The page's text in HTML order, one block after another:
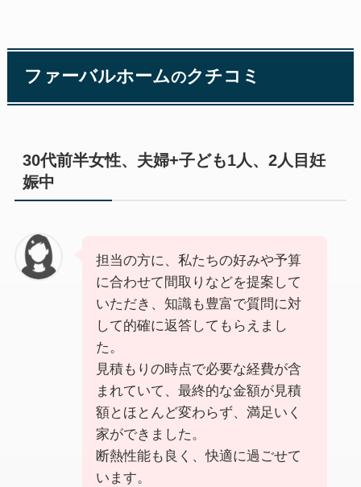
ファーバルホームのクチコミ
30代前半女性、夫婦+子ども1人、2人目妊
娠中
担当の方に、私たちの好みや予算
に合わせて間取りなどを提案して
いただき、知識も豊富で質問に対
して的確に返答してもらえまし
た。
見積もりの時点で必要な経費が含
まれていて、最終的な金額が見積
額とほとんど変わらず、満足いく
家ができました。
断熱性能も良く、快適に過ごせて
います。